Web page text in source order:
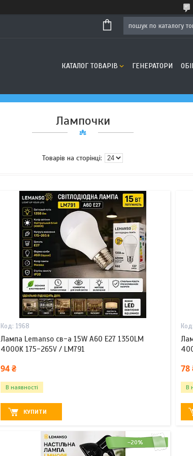
КАТАЛОГ ТОВАРІВ ГЕНЕРАТОРИ
Лампочки
1968
Лампа Lemanso св-а 15W A60 E27 1350LM
4000K 175-265V / LM791
94 ₴
В наявності
КУПИТИ
78
В
–20%